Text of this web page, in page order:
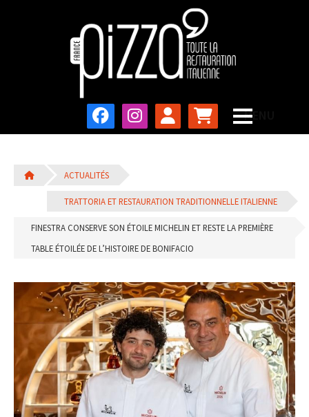
ACTUALITÉS
TRATTORIA ET RESTAURATION TRADITIONNELLE ITALIENNE
FINESTRA CONSERVE SON ÉTOILE MICHELIN ET RESTE LA PREMIÈRE
TABLE ÉTOILÉE DE L’HISTOIRE DE BONIFACIO